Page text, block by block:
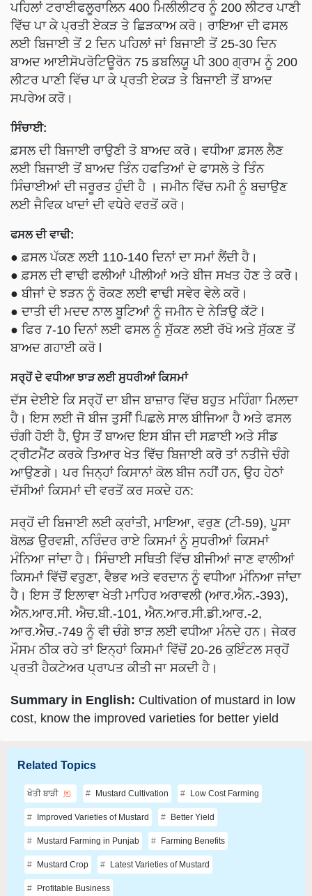
ਪਹਿਲਾਂ ਟਰਾਈਫਲੂਰਾਲਿਨ 400 ਮਿਲੀਲੀਟਰ ਨੂੰ 200 ਲੀਟਰ ਪਾਣੀ
ਵਿੱਚ ਪਾ ਕੇ ਪ੍ਰਤੀ ਏਕੜ ਤੇ ਛਿੜਕਾਅ ਕਰੋ। ਰਾਇਆ ਦੀ ਫਸਲ
ਲਈ ਬਿਜਾਈ ਤੋਂ 2 ਦਿਨ ਪਹਿਲਾਂ ਜਾਂ ਬਿਜਾਈ ਤੋਂ 25-30 ਦਿਨ
ਬਾਅਦ ਆਈਸੋਪਰੋਟਿਊਰੋਨ 75 ਡਬਲਿਯੂ ਪੀ 300 ਗ੍ਰਾਮ ਨੂੰ 200
ਲੀਟਰ ਪਾਣੀ ਵਿੱਚ ਪਾ ਕੇ ਪ੍ਰਤੀ ਏਕੜ ਤੇ ਬਿਜਾਈ ਤੋਂ ਬਾਅਦ
ਸਪਰੇਅ ਕਰੋ।
ਸਿੰਚਾਈ:
ਫ਼ਸਲ ਦੀ ਬਿਜਾਈ ਰਾਉਣੀ ਤੋ ਬਾਅਦ ਕਰੋ। ਵਧੀਆ ਫ਼ਸਲ ਲੈਣ
ਲਈ ਬਿਜਾਈ ਤੋਂ ਬਾਅਦ ਤਿੰਨ ਹਫਤਿਆਂ ਦੇ ਫਾਸਲੇ ਤੇ ਤਿੰਨ
ਸਿੰਚਾਈਆਂ ਦੀ ਜਰੂਰਤ ਹੁੰਦੀ ਹੈ । ਜਮੀਨ ਵਿੱਚ ਨਮੀ ਨੂੰ ਬਚਾਉਣ
ਲਈ ਜੈਵਿਕ ਖਾਦਾਂ ਦੀ ਵਧੇਰੇ ਵਰਤੋਂ ਕਰੋ।
ਫਸਲ ਦੀ ਵਾਢੀ:
● ਫ਼ਸਲ ਪੱਕਣ ਲਈ 110-140 ਦਿਨਾਂ ਦਾ ਸਮਾਂ ਲੈਂਦੀ ਹੈ।
● ਫ਼ਸਲ ਦੀ ਵਾਢੀ ਫਲੀਆਂ ਪੀਲੀਆਂ ਅਤੇ ਬੀਜ ਸਖਤ ਹੋਣ ਤੇ ਕਰੋ।
● ਬੀਜਾਂ ਦੇ ਝੜਨ ਨੂੰ ਰੋਕਣ ਲਈ ਵਾਢੀ ਸਵੇਰ ਵੇਲੇ ਕਰੋ।
● ਦਾਤੀ ਦੀ ਮਦਦ ਨਾਲ ਬੂਟਿਆਂ ਨੂੰ ਜਮੀਨ ਦੇ ਨੇੜਿਉ ਕੱਟੋ l
● ਫਿਰ 7-10 ਦਿਨਾਂ ਲਈ ਫਸਲ ਨੂੰ ਸੁੱਕਣ ਲਈ ਰੱਖੋ ਅਤੇ ਸੁੱਕਣ ਤੋਂ
ਬਾਅਦ ਗਹਾਈ ਕਰੋ l
ਸਰ੍ਹੋਂ ਦੇ ਵਧੀਆ ਝਾੜ ਲਈ ਸੁਧਰੀਆਂ ਕਿਸਮਾਂ
ਦੱਸ ਦੇਈਏ ਕਿ ਸਰ੍ਹੋਂ ਦਾ ਬੀਜ ਬਾਜ਼ਾਰ ਵਿੱਚ ਬਹੁਤ ਮਹਿੰਗਾ ਮਿਲਦਾ
ਹੈ। ਇਸ ਲਈ ਜੋ ਬੀਜ ਤੁਸੀਂ ਪਿਛਲੇ ਸਾਲ ਬੀਜਿਆ ਹੈ ਅਤੇ ਫਸਲ
ਚੰਗੀ ਹੋਈ ਹੈ, ਉਸ ਤੋਂ ਬਾਅਦ ਇਸ ਬੀਜ ਦੀ ਸਫ਼ਾਈ ਅਤੇ ਸੀਡ
ਟ੍ਰੀਟਮੈਂਟ ਕਰਕੇ ਤਿਆਰ ਖੇਤ ਵਿੱਚ ਬਿਜਾਈ ਕਰੋ ਤਾਂ ਨਤੀਜੇ ਚੰਗੇ
ਆਉਣਗੇ। ਪਰ ਜਿਨ੍ਹਾਂ ਕਿਸਾਨਾਂ ਕੋਲ ਬੀਜ ਨਹੀਂ ਹਨ, ਉਹ ਹੇਠਾਂ
ਦੱਸੀਆਂ ਕਿਸਮਾਂ ਦੀ ਵਰਤੋਂ ਕਰ ਸਕਦੇ ਹਨ:
ਸਰ੍ਹੋਂ ਦੀ ਬਿਜਾਈ ਲਈ ਕ੍ਰਾਂਤੀ, ਮਾਇਆ, ਵਰੁਣ (ਟੀ-59), ਪੂਸਾ
ਬੋਲਡ ਉਰਵਸ਼ੀ, ਨਰਿੰਦਰ ਰਾਏ ਕਿਸਮਾਂ ਨੂੰ ਸੁਧਰੀਆਂ ਕਿਸਮਾਂ
ਮੰਨਿਆ ਜਾਂਦਾ ਹੈ। ਸਿੰਚਾਈ ਸਥਿਤੀ ਵਿੱਚ ਬੀਜੀਆਂ ਜਾਣ ਵਾਲੀਆਂ
ਕਿਸਮਾਂ ਵਿੱਚੋਂ ਵਰੁਣਾ, ਵੈਭਵ ਅਤੇ ਵਰਦਾਨ ਨੂੰ ਵਧੀਆ ਮੰਨਿਆ ਜਾਂਦਾ
ਹੈ। ਇਸ ਤੋਂ ਇਲਾਵਾ ਖੇਤੀ ਮਾਹਿਰ ਅਰਾਵਲੀ (ਆਰ.ਐਨ.-393),
ਐਨ.ਆਰ.ਸੀ. ਐਚ.ਬੀ.-101, ਐਨ.ਆਰ.ਸੀ.ਡੀ.ਆਰ.-2,
ਆਰ.ਐਚ.-749 ਨੂੰ ਵੀ ਚੰਗੇ ਝਾੜ ਲਈ ਵਧੀਆ ਮੰਨਦੇ ਹਨ। ਜੇਕਰ
ਮੌਸਮ ਠੀਕ ਰਹੇ ਤਾਂ ਇਨ੍ਹਾਂ ਕਿਸਮਾਂ ਵਿੱਚੋਂ 20-26 ਕੁਇੰਟਲ ਸਰ੍ਹੋਂ
ਪ੍ਰਤੀ ਹੈਕਟੇਅਰ ਪ੍ਰਾਪਤ ਕੀਤੀ ਜਾ ਸਕਦੀ ਹੈ।
Summary in English: Cultivation of mustard in low
cost, know the improved varieties for better yield
Related Topics
ਖੇਤੀ ਬਾੜੀ Mustard Cultivation Low Cost Farming
Improved Varieties of Mustard Better Yield
Mustard Farming in Punjab Farming Benefits
Mustard Crop Latest Varieties of Mustard
Profitable Business